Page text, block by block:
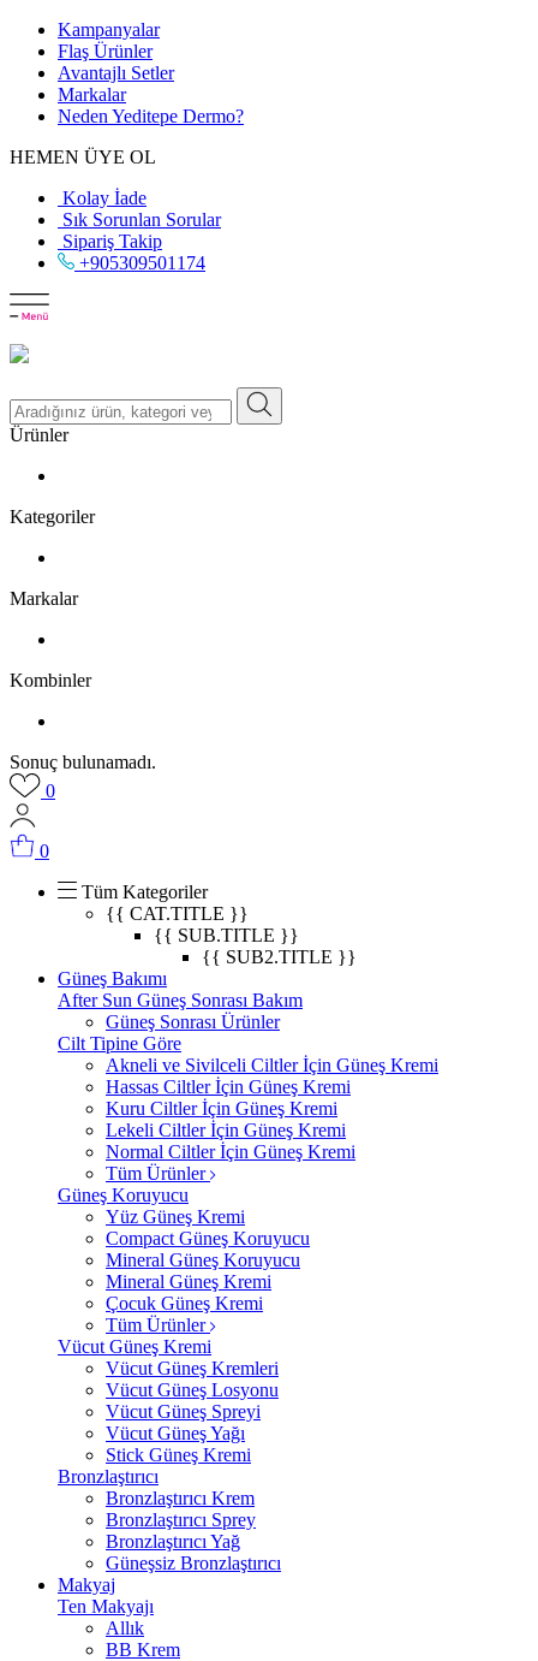
Kampanyalar
Flaş Ürünler
Avantajlı Setler
Markalar
Neden Yeditepe Dermo?
HEMEN ÜYE OL
Kolay İade
Sık Sorunlan Sorular
Sipariş Takip
+905309501174
Ürünler
Kategoriler
Markalar
Kombinler
Sonuç bulunamadı.
0
0
Tüm Kategoriler
{{ CAT.TITLE }}
{{ SUB.TITLE }}
{{ SUB2.TITLE }}
Güneş Bakımı
After Sun Güneş Sonrası Bakım
Güneş Sonrası Ürünler
Cilt Tipine Göre
Akneli ve Sivilceli Ciltler İçin Güneş Kremi
Hassas Ciltler İçin Güneş Kremi
Kuru Ciltler İçin Güneş Kremi
Lekeli Ciltler İçin Güneş Kremi
Normal Ciltler İçin Güneş Kremi
Tüm Ürünler
Güneş Koruyucu
Yüz Güneş Kremi
Compact Güneş Koruyucu
Mineral Güneş Koruyucu
Mineral Güneş Kremi
Çocuk Güneş Kremi
Tüm Ürünler
Vücut Güneş Kremi
Vücut Güneş Kremleri
Vücut Güneş Losyonu
Vücut Güneş Spreyi
Vücut Güneş Yağı
Stick Güneş Kremi
Bronzlaştırıcı
Bronzlaştırıcı Krem
Bronzlaştırıcı Sprey
Bronzlaştırıcı Yağ
Güneşsiz Bronzlaştırıcı
Makyaj
Ten Makyajı
Allık
BB Krem